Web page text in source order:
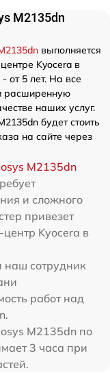
M2135dn
выполняется
Kyocera в
от 5 лет. На все
расширенную
наших услуг.
будет стоить
на сайте через
M2135dn
и сложного
привезет
Kyocera в
наш сотрудник
работ над
M2135dn по
3 часа при